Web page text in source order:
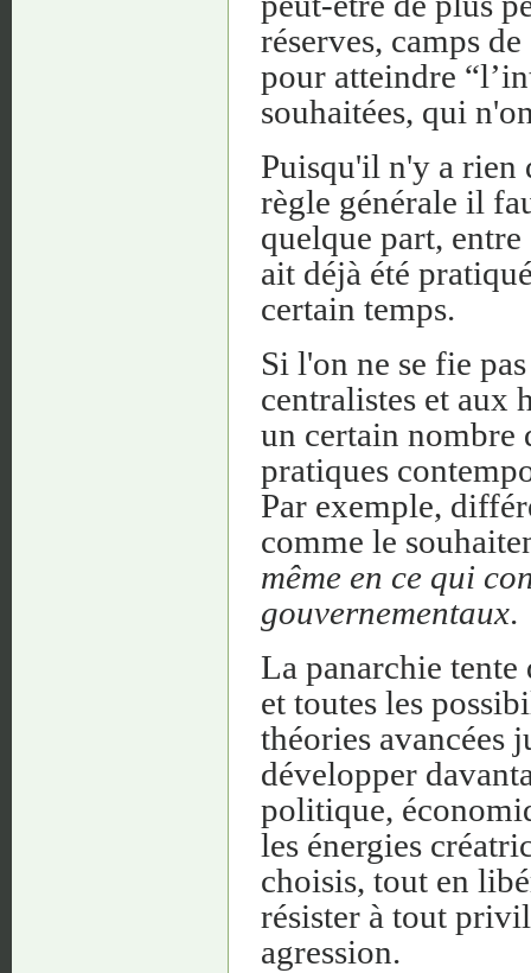
réserves, camps
pour atteindre
souhaitées, qui
Puisqu'il n'y a rien
règle générale il
quelque part,
ait déjà été
certain temps.
Si l'on ne se fie
centralistes et aux
un certain nombre
pratiques
Par exemple,
comme le
même en ce qui
gouvernementaux.
La panarchie tente
et toutes les
théories avancées
développer
politique,
les énergies
choisis, tout en
résister à tout
agression.